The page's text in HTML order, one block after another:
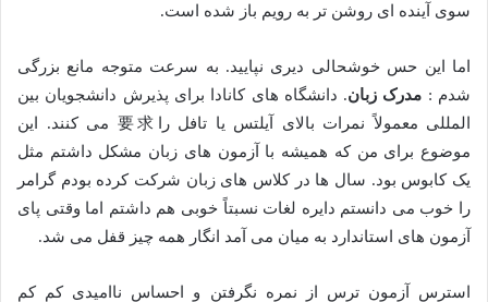
سوی آینده ای روشن تر به رویم باز شده است.
اما این حس خوشحالی دیری نپایید. به سرعت متوجه مانع بزرگی
شدم : مدرک زبان. دانشگاه های کانادا برای پذیرش دانشجویان بین
المللی معمولاً نمرات بالای آیلتس یا تافل را要求 می کنند. این
موضوع برای من که همیشه با آزمون های زبان مشکل داشتم مثل
یک کابوس بود. سال ها در کلاس های زبان شرکت کرده بودم گرامر
را خوب می دانستم دایره لغات نسبتاً خوبی هم داشتم اما وقتی پای
آزمون های استاندارد به میان می آمد انگار همه چیز قفل می شد.
استرس آزمون ترس از نمره نگرفتن و احساس ناامیدی کم کم